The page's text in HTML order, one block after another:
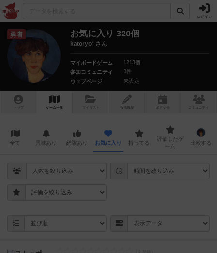
ログイン
勇者 お気に入り 320個
katoryo* さん
マイボードゲーム
1213個
参加コミュニティ
0件
ウェブページ
未設定
トップ ゲーム一覧 マイリスト 投稿履歴 ボ ドゲ コミュニティ
全て 興味あり 経験あり お気に入り 持ってる
評価したゲ
ーム
比較する